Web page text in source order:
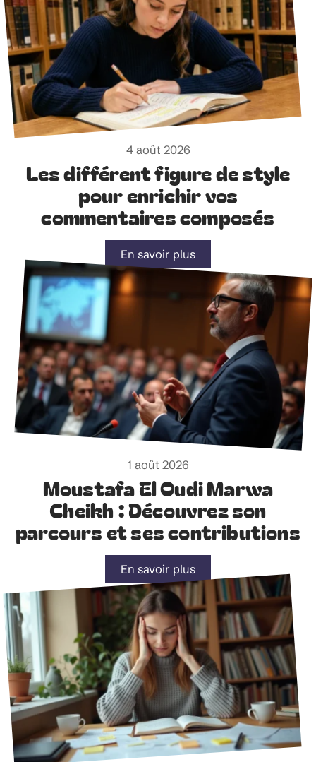
4 août 2026
Les différent figure de style
pour enrichir vos
commentaires composés
En savoir plus
1 août 2026
Moustafa El Oudi Marwa
Cheikh : Découvrez son
parcours et ses contributions
En savoir plus